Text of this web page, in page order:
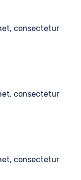
consectetur
consectetur
consectetur